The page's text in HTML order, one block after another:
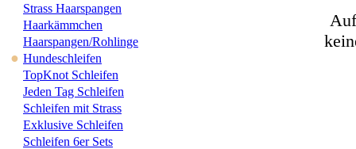
Strass Haarspangen
Haarkämmchen
Haarspangen/Rohlinge
● Hundeschleifen
TopKnot Schleifen
Jeden Tag Schleifen
Schleifen mit Strass
Exklusive Schleifen
Schleifen 6er Sets